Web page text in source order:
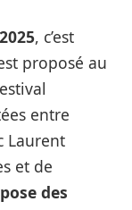
2025, c’est
proposé au
entre
Laurent
et de
des